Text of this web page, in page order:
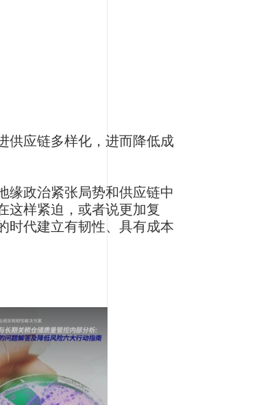
供应链多样化，进而降低成
缘政治紧张局势和供应链中
这样紧迫，或者说更加复
时代建立有韧性、具有成本